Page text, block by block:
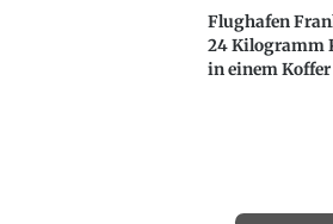
Flughafen
24 Kilogramm
in einem Koffer